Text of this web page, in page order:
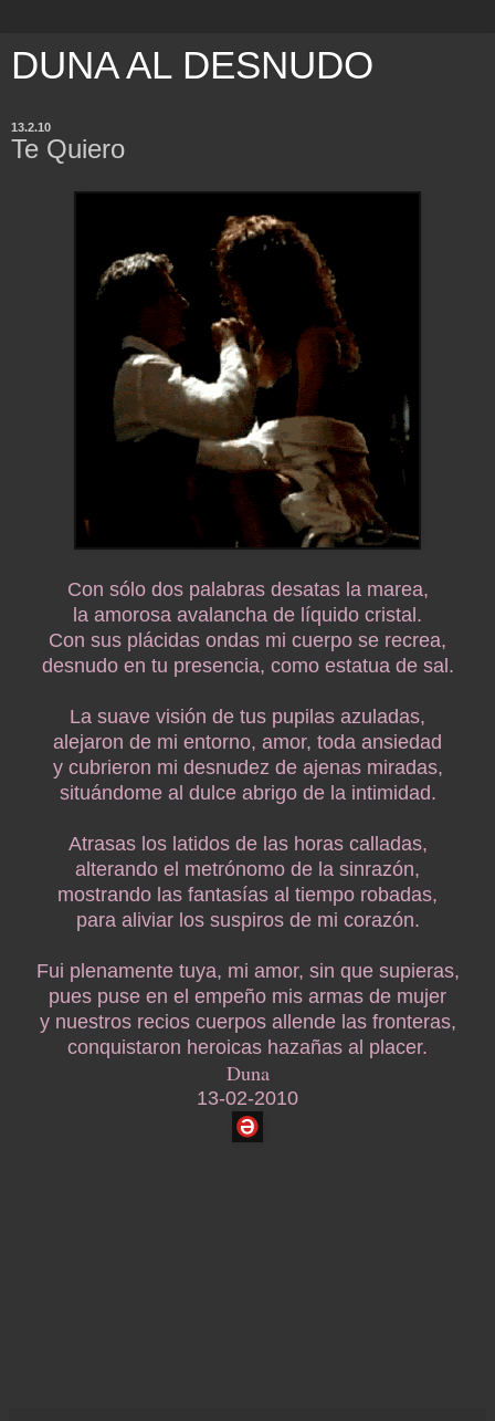
DUNA AL DESNUDO
13.2.10
Te Quiero
Con sólo dos palabras desatas la marea,
la amorosa avalancha de líquido cristal.
Con sus plácidas ondas mi cuerpo se recrea,
desnudo en tu presencia, como estatua de sal.
La suave visión de tus pupilas azuladas,
alejaron de mi entorno, amor, toda ansiedad
y cubrieron mi desnudez de ajenas miradas,
situándome al dulce abrigo de la intimidad.
Atrasas los latidos de las horas calladas,
alterando el metrónomo de la sinrazón,
mostrando las fantasías al tiempo robadas,
para aliviar los suspiros de mi corazón.
Fui plenamente tuya, mi amor, sin que supieras,
pues puse en el empeño mis armas de mujer
y nuestros recios cuerpos allende las fronteras,
conquistaron heroicas hazañas al placer.
Duna
13-02-2010